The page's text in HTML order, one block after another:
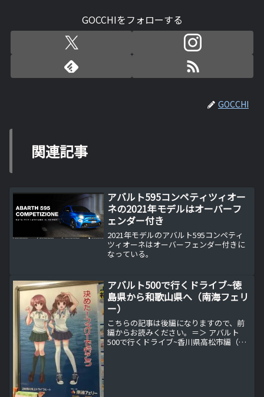
GOCCHIをフォローする
GOCCHI
関連記事
アバルト595コンペティツィオー
ネの2021年モデルはオーバーフ
ェンダー付き
2021年モデルのアバルト595コンペティ
ツィオーネはオーバーフェンダー付きに
なっている。
アバルト500で行くドライブ~徳
島県から和歌山県へ（南海フェリ
ー）
こちらの記事は後編になりますので、前
編からお読みください。＝＞ アバルト
500で行くドライブ~香川県高松市編（う